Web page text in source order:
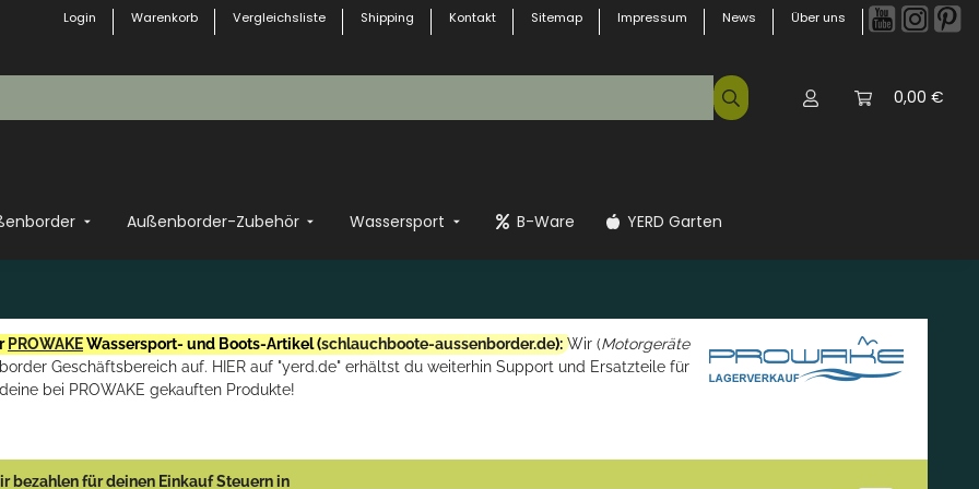
Login Warenkorb Vergleichsliste Shipping Kontakt Sitemap Impressum News Über uns
0,00 €
Außenborder-Zubehör Wassersport B-Ware YERD Garten
PROWAKEWassersport- und Boots-Artikel (schlauchboote-aussenborder.de): Wir (Motorgeräte
Geschäftsbereich auf. HIER auf "yerd.de" erhältst du weiterhin Support und Ersatzteile für
deine bei PROWAKE gekauften Produkte!
bezahlen für deinen Einkauf Steuern in